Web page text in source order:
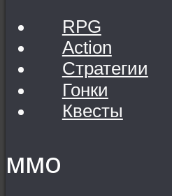
RPG
Action
Стратегии
Гонки
Квесты
MMO